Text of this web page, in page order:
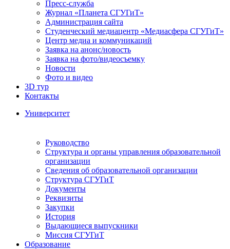
Пресс-служба
Журнал «Планета СГУГиТ»
Администрация сайта
Студенческий медиацентр «Медиасфера СГУГиТ»
Центр медиа и коммуникаций
Заявка на анонс/новость
Заявка на фото/видеосъемку
Новости
Фото и видео
3D тур
Контакты
Университет
Руководство
Структура и органы управления образовательной
организации
Сведения об образовательной организации
Структура СГУГиТ
Документы
Реквизиты
Закупки
История
Выдающиеся выпускники
Миссия СГУГиТ
Образование